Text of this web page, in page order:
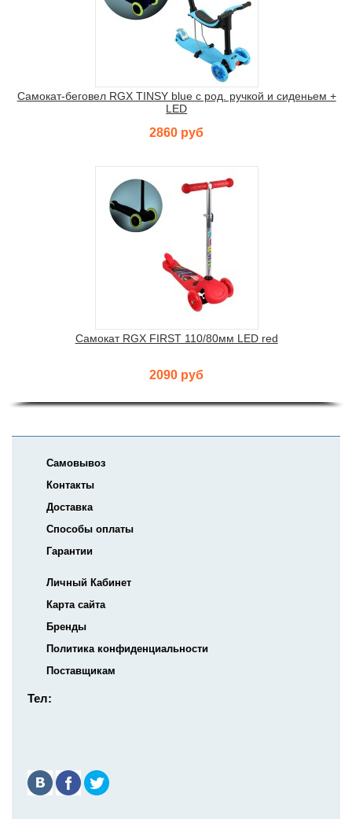
Самокат-беговел RGX TINSY blue с род. ручкой и сиденьем +
LED
2860 руб
Самокат RGX FIRST 110/80мм LED red
2090 руб
Самовывоз
Контакты
Доставка
Способы оплаты
Гарантии
Личный Кабинет
Карта сайта
Бренды
Политика конфиденциальности
Поставщикам
Тел: